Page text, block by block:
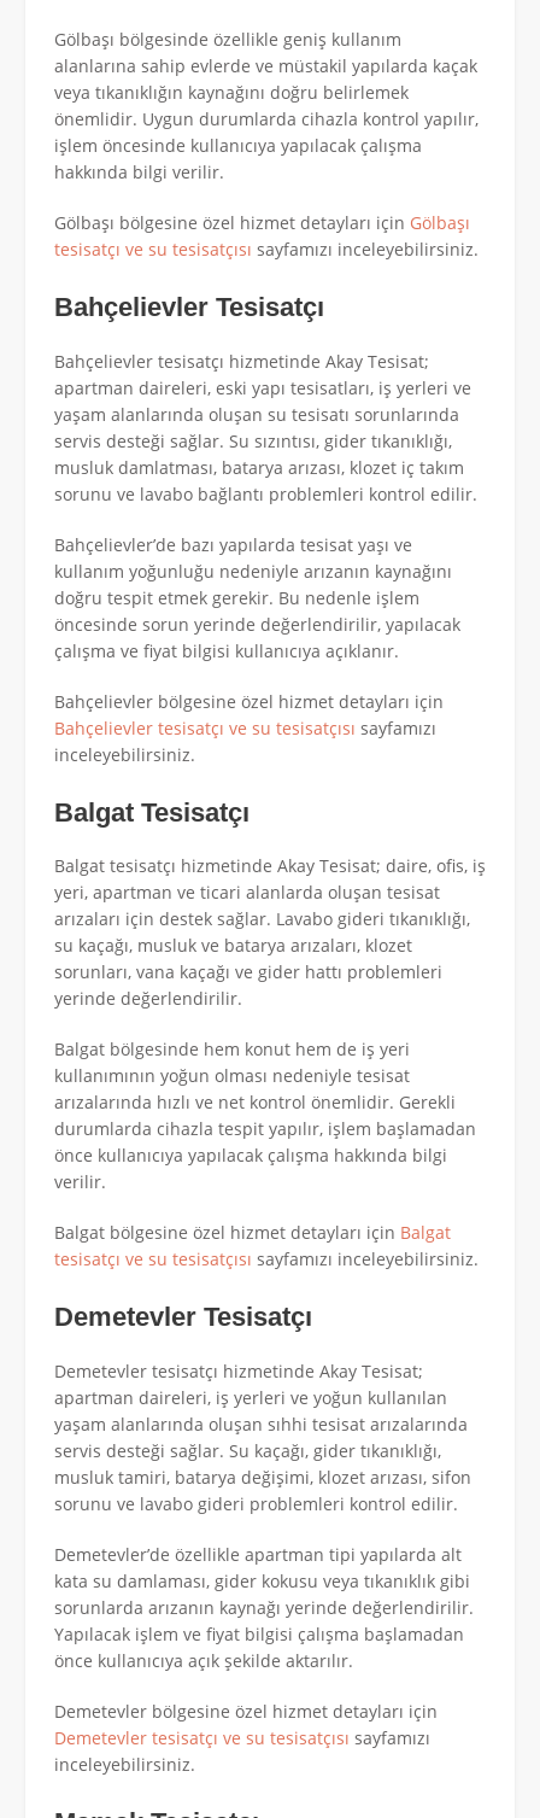
Gölbaşı bölgesinde özellikle geniş kullanım
alanlarına sahip evlerde ve müstakil yapılarda kaçak
veya tıkanıklığın kaynağını doğru belirlemek
önemlidir. Uygun durumlarda cihazla kontrol yapılır,
işlem öncesinde kullanıcıya yapılacak çalışma
hakkında bilgi verilir.
Gölbaşı bölgesine özel hizmet detayları için Gölbaşı
tesisatçı ve su tesisatçısı sayfamızı inceleyebilirsiniz.
Bahçelievler Tesisatçı
Bahçelievler tesisatçı hizmetinde Akay Tesisat;
apartman daireleri, eski yapı tesisatları, iş yerleri ve
yaşam alanlarında oluşan su tesisatı sorunlarında
servis desteği sağlar. Su sızıntısı, gider tıkanıklığı,
musluk damlatması, batarya arızası, klozet iç takım
sorunu ve lavabo bağlantı problemleri kontrol edilir.
Bahçelievler’de bazı yapılarda tesisat yaşı ve
kullanım yoğunluğu nedeniyle arızanın kaynağını
doğru tespit etmek gerekir. Bu nedenle işlem
öncesinde sorun yerinde değerlendirilir, yapılacak
çalışma ve fiyat bilgisi kullanıcıya açıklanır.
Bahçelievler bölgesine özel hizmet detayları için
Bahçelievler tesisatçı ve su tesisatçısı sayfamızı
inceleyebilirsiniz.
Balgat Tesisatçı
Balgat tesisatçı hizmetinde Akay Tesisat; daire, ofis, iş
yeri, apartman ve ticari alanlarda oluşan tesisat
arızaları için destek sağlar. Lavabo gideri tıkanıklığı,
su kaçağı, musluk ve batarya arızaları, klozet
sorunları, vana kaçağı ve gider hattı problemleri
yerinde değerlendirilir.
Balgat bölgesinde hem konut hem de iş yeri
kullanımının yoğun olması nedeniyle tesisat
arızalarında hızlı ve net kontrol önemlidir. Gerekli
durumlarda cihazla tespit yapılır, işlem başlamadan
önce kullanıcıya yapılacak çalışma hakkında bilgi
verilir.
Balgat bölgesine özel hizmet detayları için Balgat
tesisatçı ve su tesisatçısı sayfamızı inceleyebilirsiniz.
Demetevler Tesisatçı
Demetevler tesisatçı hizmetinde Akay Tesisat;
apartman daireleri, iş yerleri ve yoğun kullanılan
yaşam alanlarında oluşan sıhhi tesisat arızalarında
servis desteği sağlar. Su kaçağı, gider tıkanıklığı,
musluk tamiri, batarya değişimi, klozet arızası, sifon
sorunu ve lavabo gideri problemleri kontrol edilir.
Demetevler’de özellikle apartman tipi yapılarda alt
kata su damlaması, gider kokusu veya tıkanıklık gibi
sorunlarda arızanın kaynağı yerinde değerlendirilir.
Yapılacak işlem ve fiyat bilgisi çalışma başlamadan
önce kullanıcıya açık şekilde aktarılır.
Demetevler bölgesine özel hizmet detayları için
Demetevler tesisatçı ve su tesisatçısı sayfamızı
inceleyebilirsiniz.